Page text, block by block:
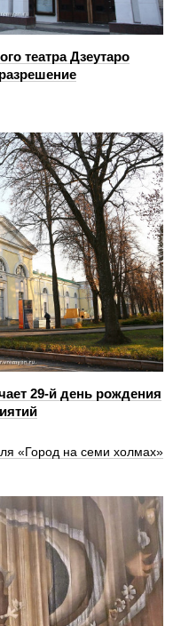
театра Дзеутаро
29-й день рождения
«Город на семи холмах»